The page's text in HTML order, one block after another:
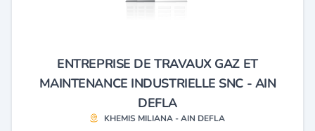
ENTREPRISE DE TRAVAUX GAZ ET
MAINTENANCE INDUSTRIELLE SNC - AIN
DEFLA
KHEMIS MILIANA - AIN DEFLA